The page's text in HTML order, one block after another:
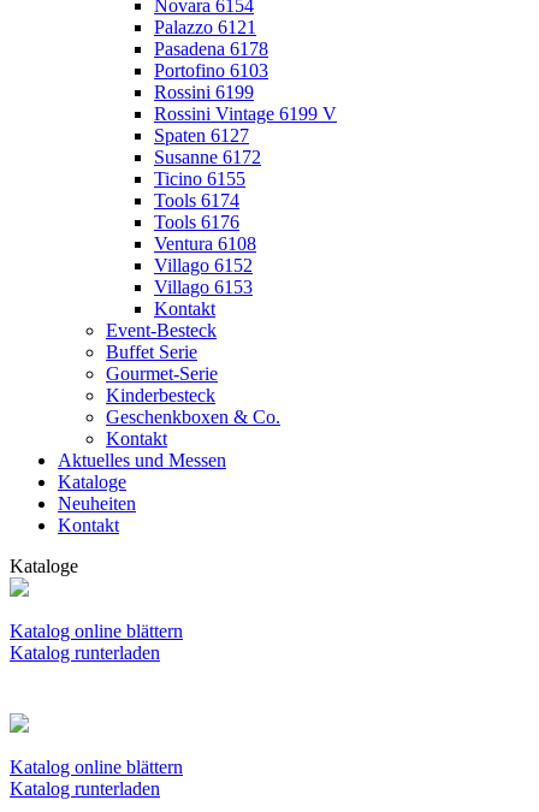
Novara 6154
Palazzo 6121
Pasadena 6178
Portofino 6103
Rossini 6199
Rossini Vintage 6199 V
Spaten 6127
Susanne 6172
Ticino 6155
Tools 6174
Tools 6176
Ventura 6108
Villago 6152
Villago 6153
Kontakt
Event-Besteck
Buffet Serie
Gourmet-Serie
Kinderbesteck
Geschenkboxen & Co.
Kontakt
Aktuelles und Messen
Kataloge
Neuheiten
Kontakt
Kataloge
Katalog online blättern
Katalog runterladen
Katalog online blättern
Katalog runterladen